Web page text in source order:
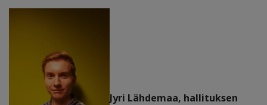
Jyri Lähdemaa, hallituksen